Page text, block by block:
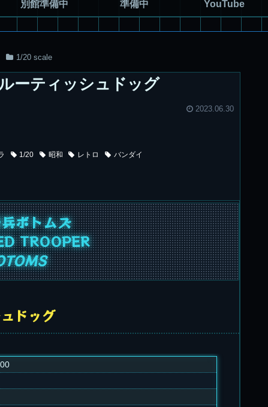
別館準備中 準備中 YouTube
1/20 scale
ーティッシュドッグ
2023.06.30
1/20 昭和 レトロ バンダイ
ボトムズ
TROOPER
ドッグ